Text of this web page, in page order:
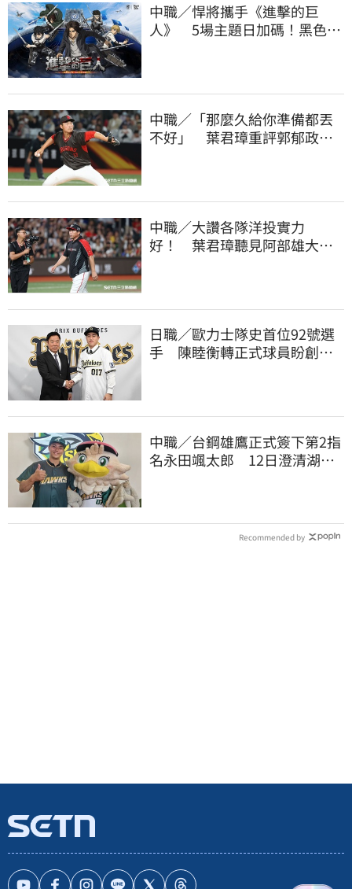
中職／悍將攜手《進擊的巨
人》 5場主題日加碼！黑色戰
中職／「那麼久給你準備都丟
不好」 葉君璋重評郭郁政對
中職／大讚各隊洋投實力
好！ 葉君璋聽見阿部雄大被
日職／歐力士隊史首位92號選
手 陳睦衡轉正式球員盼創造
中職／台鋼雄鷹正式簽下第2指
名永田颯太郎 12日澄清湖亮
Recommended by